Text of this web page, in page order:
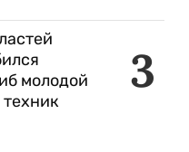
3
молодой